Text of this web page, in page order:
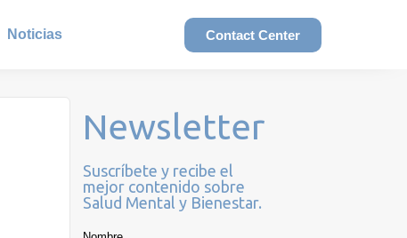
Noticias Contact Center
Newsletter
Suscríbete y recibe el
mejor contenido sobre
Salud Mental y Bienestar.